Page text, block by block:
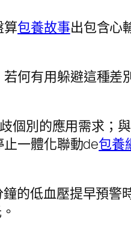
算包養故事出包含心
何有用躲避這種
個別的應用需求；
一體化聯動de包養
的低血壓提早預警